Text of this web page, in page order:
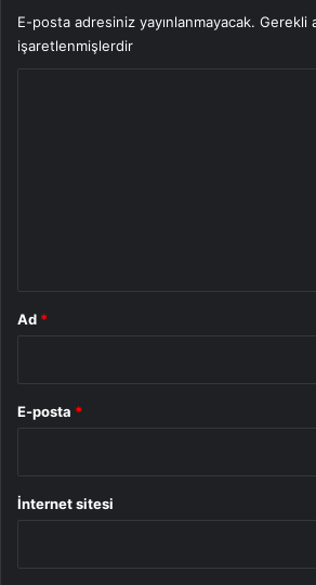
E-posta adresiniz yayınlanmayacak. Gerekli
işaretlenmişlerdir
Ad *
E-posta *
İnternet sitesi